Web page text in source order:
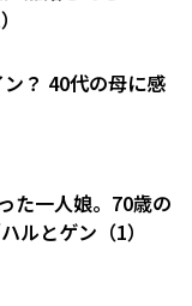
？ 40代の母に感
た一人娘。70歳の
ルとゲン（1）